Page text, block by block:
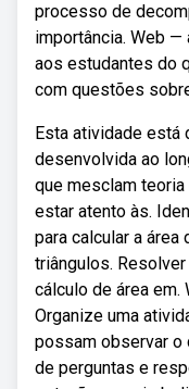
processo de
importância. Web
aos estudantes do
com questões
Esta atividade está
desenvolvida ao
que mesclam
estar atento às.
para calcular a área
triângulos.
cálculo de área em.
Organize uma
possam observar o
de perguntas e